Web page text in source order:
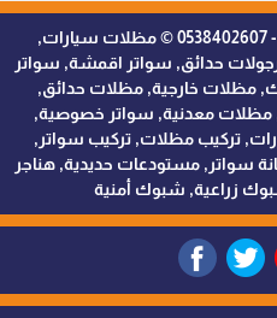
ظلال التميز للمظلات والسواتر - 0538402607 © مظلات سيارات,
حدائق, سواتر اقمشة, سواتر
مظلات خارجية, مظلات حدائق,
معدنية, سواتر خصوصية,
تركيب مظلات, تركيب سواتر,
سواتر, مستودعات حديدية, هناجر
زراعية, شبوك أمنية